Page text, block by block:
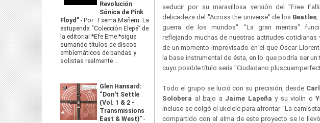
Revolución
Sónica de Pink
Floyd” - Por: Txema Mañeru. La
estupenda “Colección Elepé” de
la editorial *Efe Eme *sigue
sumando títulos de discos
emblemáticos de bandas y
solistas realmente ...
Glen Hansard:
“Don't Settle
(Vol. 1 & 2 -
Transmissions
East & West)” -
seducir por su maravillosa versión del "Free
delicadeza del "Across the universe" de los Beatles,
guerra de los mundos". "La gran mentira"
reflejando muchas de nuestras actitudes cotidianas
de un momento improvisado en el que Óscar
la base instrumental de ésta, en lo que podría ser
cuyo posible título sería "Ciudadano
Todo el grupo se lució con su precisión, desde
Solobera al bajo a Jaime Lapeña y su violín o
incluso se colgó el ukelele para afrontar "La
compartido con el alma de este proyecto se lo